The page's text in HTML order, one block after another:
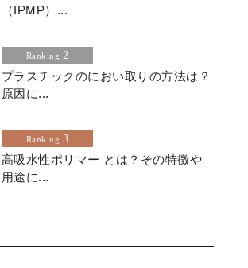
（IPMP）...
Ranking 2
プラスチックのにおい取りの方法は？
原因に...
Ranking 3
高吸水性ポリマー とは？その特徴や
用途に...